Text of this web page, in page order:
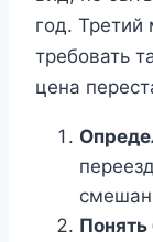
год. Третий
требовать
цена